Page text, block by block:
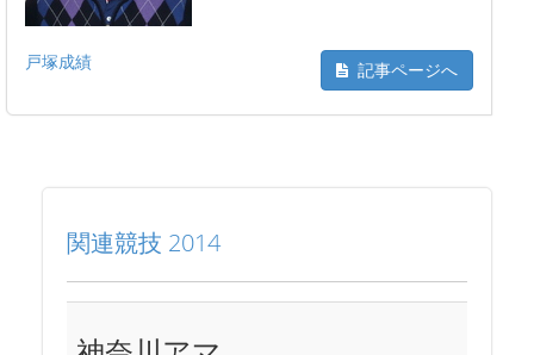
戸塚成績 記事ページへ
関連競技 2014